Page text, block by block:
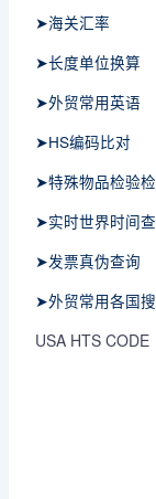
➤海关汇率
➤长度单位换算
➤外贸常用英语
➤HS编码比对
➤特殊物品检验
➤实时世界时间
➤发票真伪查询
➤外贸常用各国
USA HTS CODE